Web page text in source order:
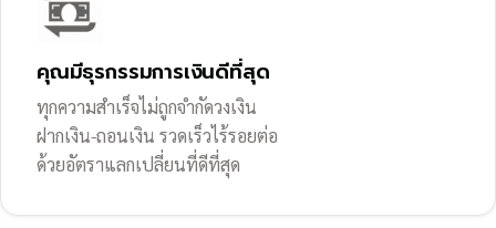
คุณมีธุรกรรมการเงินดีที่สุด
ทุกความสำเร็จไม่ถูกจำกัดวงเงิน
ฝากเงิน-ถอนเงิน รวดเร็วไร้รอยต่อ
ด้วยอัตราแลกเปลี่ยนที่ดีที่สุด